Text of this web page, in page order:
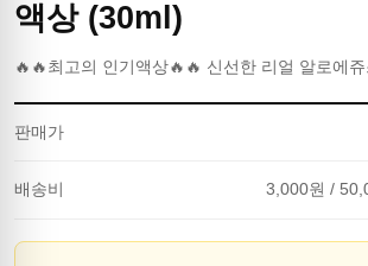
액상 (30ml)
🔥🔥최고의 인기액상🔥🔥 신선한 리얼 알로에
판매가
배송비 3,000원 /